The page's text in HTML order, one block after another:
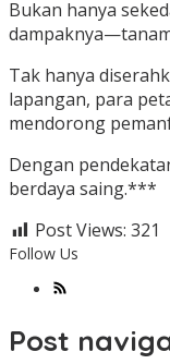
Bukan hanya
Tak hanya
lapangan, para
mendorong
Dengan
berdaya saing.***
Post Views: 321
Follow Us
Post